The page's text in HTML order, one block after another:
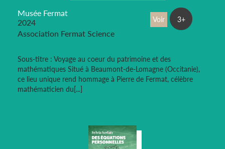
Musée Fermat
2024
Association Fermat Science
Sous-titre : Voyage au coeur du patrimoine et des
mathématiques Situé à Beaumont-de-Lomagne (Occitanie),
ce lieu unique rend hommage à Pierre de Fermat, célèbre
mathématicien du[...]
Voir 3+